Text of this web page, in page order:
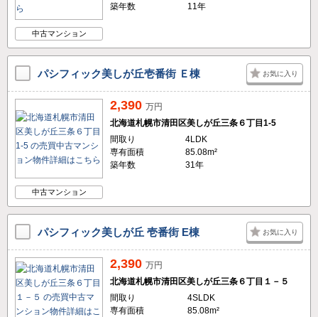
中古マンション
築年数
11年
パシフィック美しが丘壱番街 Ｅ棟 お気に入り
中古マンション
2,390 万円
北海道札幌市清田区美しが丘三条６丁目1-5
間取り
4LDK
専有面積
85.08m²
築年数
31年
パシフィック美しが丘 壱番街 E棟 お気に入り
2,390 万円
北海道札幌市清田区美しが丘三条６丁目１－５
間取り
4SLDK
専有面積
85.08m²